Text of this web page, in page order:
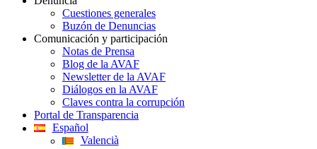
Cuestiones generales
Buzón de Denuncias
Comunicación y participación
Notas de Prensa
Blog de la AVAF
Newsletter de la AVAF
Diálogos en la AVAF
Claves contra la corrupción
Portal de Transparencia
Español
Valencià